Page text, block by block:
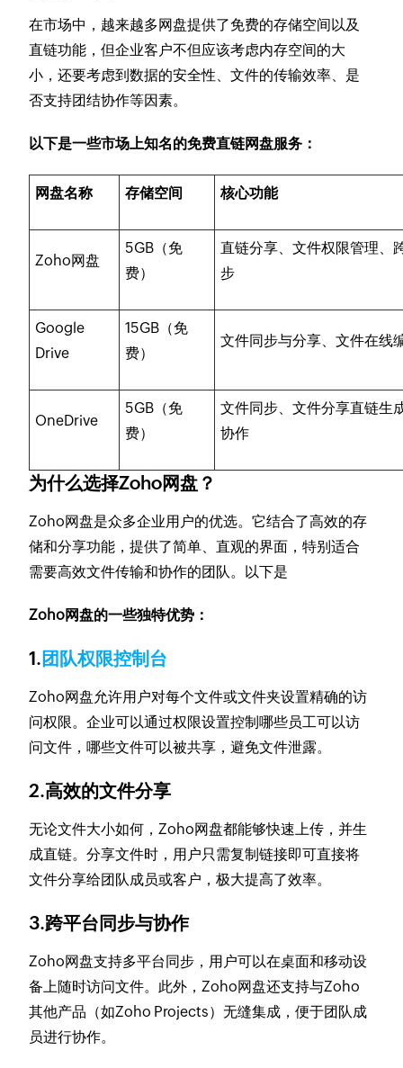
在市场中，越来越多网盘提供了免费的存储空间以及
直链功能，但企业客户不但应该考虑内存空间的大
小，还要考虑到数据的安全性、文件的传输效率、是
否支持团结协作等因素。
以下是一些市场上知名的免费直链网盘服务：
网盘名称 存储空间 核心功能
Zoho网盘
5GB（免
费）
直链分享、文件权限管理、
步
Google
Drive
15GB（免
费）
文件同步与分享、文件在线
OneDrive
5GB（免
费）
文件同步、文件分享直链生
协作
为什么选择Zoho网盘？
Zoho网盘是众多企业用户的优选。它结合了高效的存
储和分享功能，提供了简单、直观的界面，特别适合
需要高效文件传输和协作的团队。以下是
Zoho网盘的一些独特优势：
1. 团队权限控制台
Zoho网盘允许用户对每个文件或文件夹设置精确的访
问权限。企业可以通过权限设置控制哪些员工可以访
问文件，哪些文件可以被共享，避免文件泄露。
2.高效的文件分享
无论文件大小如何，Zoho网盘都能够快速上传，并生
成直链。分享文件时，用户只需复制链接即可直接将
文件分享给团队成员或客户，极大提高了效率。
3.跨平台同步与协作
Zoho网盘支持多平台同步，用户可以在桌面和移动设
备上随时访问文件。此外，Zoho网盘还支持与Zoho
其他产品（如Zoho Projects）无缝集成，便于团队成
员进行协作。